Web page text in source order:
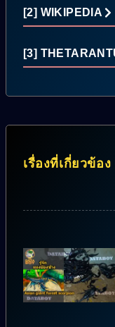
[2] WIKIPEDIA
[3]
เรื่องที่เกี่ยวข้อง